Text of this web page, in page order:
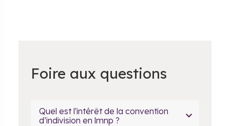
Foire aux questions
Quel est l'intérêt de la convention
d’indivision en lmnp ?